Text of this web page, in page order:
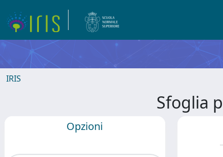
IRIS
Sfoglia
Opzioni